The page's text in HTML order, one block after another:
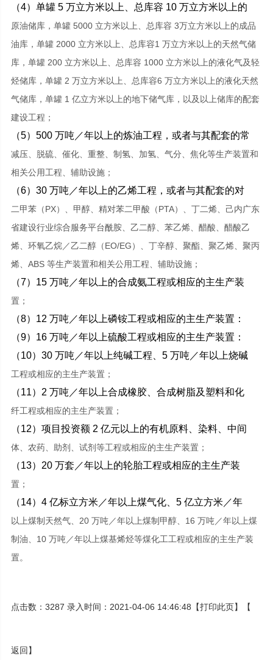
（4）单罐 5 万立方米以上、总库容 10 万立方米以上的
原油储库，单罐 5000 立方米以上、总库容 3万立方米以上的成品
油库，单罐 2000 立方米以上、总库容1 万立方米以上的天然气储
库，单罐 200 立方米以上、总库容 1000 立方米以上的液化气及轻
烃储库，单罐 2 万立方米以上、总库容6 万立方米以上的液化天然
气储库，单罐 1 亿立方米以上的地下储气库，以及以上储库的配套
建设工程；
（5）500 万吨／年以上的炼油工程，或者与其配套的常
减压、脱硫、催化、重整、制氢、加氢、气分、焦化等生产装置和
相关公用工程、辅助设施；
（6）30 万吨／年以上的乙烯工程，或者与其配套的对
二甲苯（PX）、甲醇、精对苯二甲酸（PTA）、丁二烯、己内广东
省建设行业综合服务平台酰胺、乙二醇、苯乙烯、醋酸、醋酸乙
烯、环氧乙烷／乙二醇（EO/EG）、丁辛醇、聚酯、聚乙烯、聚丙
烯、ABS 等生产装置和相关公用工程、辅助设施；
（7）15 万吨／年以上的合成氨工程或相应的主生产装
置；
（8）12 万吨／年以上磷铵工程或相应的主生产装置：
（9）16 万吨／年以上硫酸工程或相应的主生产装置：
（10）30 万吨／年以上纯碱工程、5 万吨／年以上烧碱
工程或相应的主生产装置；
（11）2 万吨／年以上合成橡胶、合成树脂及塑料和化
纤工程或相应的主生产装置；
（12）项目投资额 2 亿元以上的有机原料、染料、中间
体、农药、助剂、试剂等工程或相应的主生产装置；
（13）20 万套／年以上的轮胎工程或相应的主生产装
置；
（14）4 亿标立方米／年以上煤气化、5 亿立方米／年
以上煤制天然气、20 万吨／年以上煤制甲醇、16 万吨／年以上煤
制油、10 万吨／年以上煤基烯烃等煤化工工程或相应的主生产装
置。
点击数：3287 录入时间：2021-04-06 14:46:48【打印此页】【
返回 】